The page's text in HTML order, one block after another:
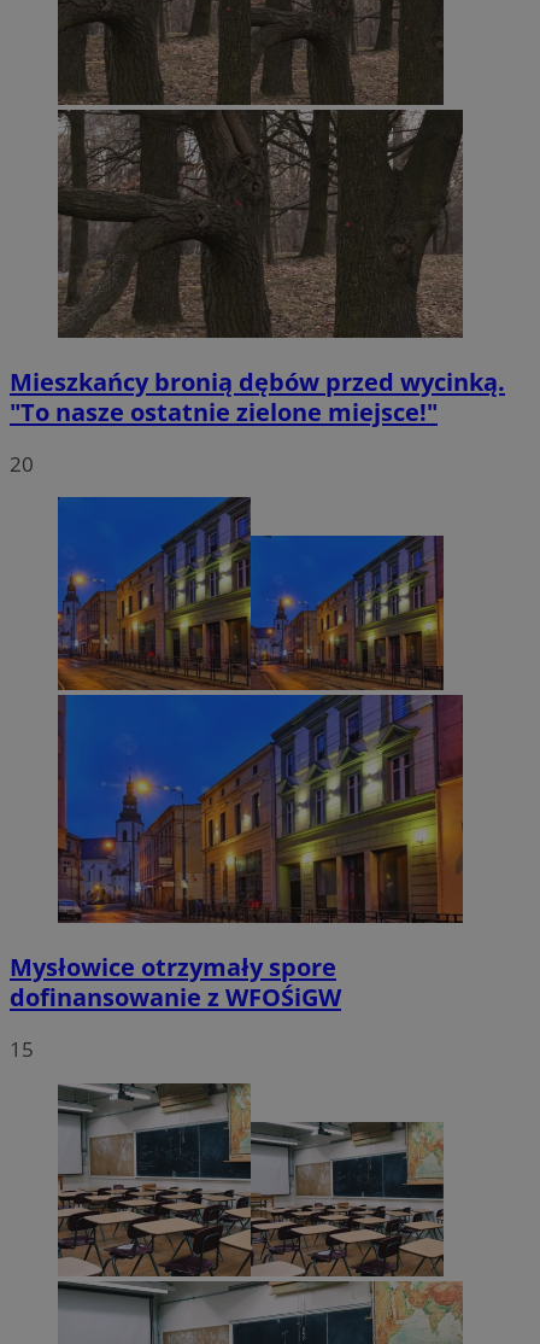
Mieszkańcy bronią dębów przed wycinką.
"To nasze ostatnie zielone miejsce!"
20
Mysłowice otrzymały spore
dofinansowanie z WFOŚiGW
15